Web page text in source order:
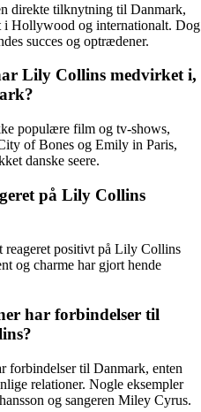
direkte tilknytning til Danmark,
i Hollywood og internationalt. Dog
succes og optrædener.
Lily Collins medvirket i,
populære film og tv-shows,
of Bones og Emily in Paris,
danske seere.
på Lily Collins
reageret positivt på Lily Collins
og charme har gjort hende
har forbindelser til
forbindelser til Danmark, enten
relationer. Nogle eksempler
og sangeren Miley Cyrus.